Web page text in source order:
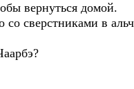
вернуться домой.
сверстниками в